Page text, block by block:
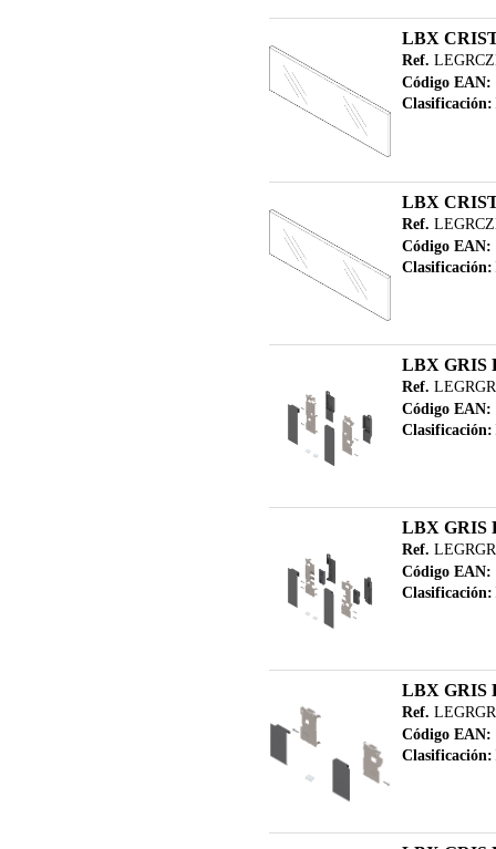
LBX
Ref.
Código EAN:
Clasificación:
LBX
Ref.
Código EAN:
Clasificación:
LBX GRIS
Ref.
Código EAN:
Clasificación:
LBX GRIS
Ref.
Código EAN:
Clasificación:
LBX GRIS
Ref.
Código EAN:
Clasificación: